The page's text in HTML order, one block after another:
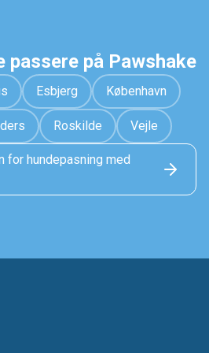
passere på Pawshake
Esbjerg København
Roskilde Vejle
for hundepasning med